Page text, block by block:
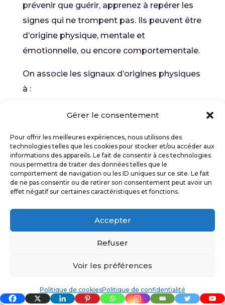
Gérer le consentement
Pour offrir les meilleures expériences, nous utilisons des
technologies telles que les cookies pour stocker et/ou accéder aux
informations des appareils. Le fait de consentir à ces technologies
nous permettra de traiter des données telles que le
comportement de navigation ou les ID uniques sur ce site. Le fait
de ne pas consentir ou de retirer son consentement peut avoir un
effet négatif sur certaines caractéristiques et fonctions.
Accepter
Refuser
Voir les préférences
Politique de cookiesPolitique de confidentialité
prévenir que guérir, apprenez à repérer les
signes qui ne trompent pas. Ils peuvent être
d’origine physique, mentale et
émotionnelle, ou encore comportementale.
On associe les signaux d’origines physiques
à :
Un épuisement constant, une fatigue
Des problèmes de sommeil et/ou des
insomnies ;
Des maux de tête plus fréquents, des
tensions musculaires ;
Une modification de l’appétit et des
Un système immunitaire plus faible.
Il existe également des signaux plus subtils
notamment :
Une irritabilité, des sautes d’humeur et
une sensibilité accrues ;